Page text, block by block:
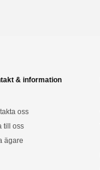
& information
oss
till oss
ägare